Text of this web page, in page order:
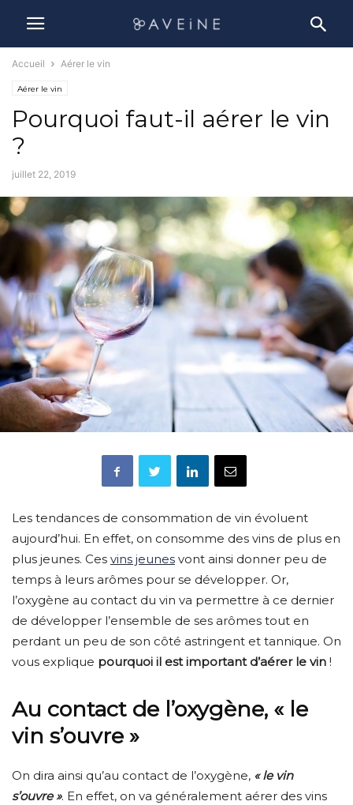
Accueil Aérer le vin
Aérer le vin
Pourquoi faut-il aérer le vin
?
juillet 22, 2019
Les tendances de consommation de vin évoluent
aujourd’hui. En effet, on consomme des vins de plus en
plus jeunes. Ces vins jeunes vont ainsi donner peu de
temps à leurs arômes pour se développer. Or,
l’oxygène au contact du vin va permettre à ce dernier
de développer l’ensemble de ses arômes tout en
perdant un peu de son côté astringent et tannique. On
vous explique pourquoi il est important d’aérer le vin !
Au contact de l’oxygène, « le
vin s’ouvre »
On dira ainsi qu’au contact de l’oxygène, « le vin
s’ouvre ». En effet, on va généralement aérer des vins